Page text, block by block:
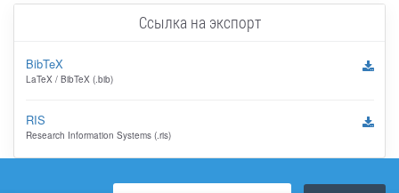
Ссылка на экспорт
BibTeX
LaTeX / BibTeX (.bib)
RIS
Research Information Systems (.ris)